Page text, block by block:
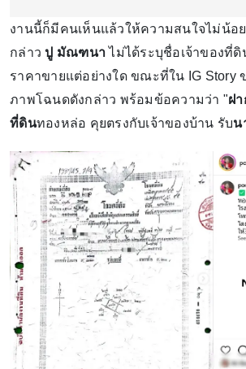
งานนี้ก็มีคนเห็นแล้วให้ความสนใจไม่น้อ
กล่าว ปู มัณฑนาไม่ได้ระบุชื่อเจ้าของที่
ราคาขายแต่อย่างใด ขณะที่ใน IG Story
ภาพโฉนดดังกล่าว พร้อมข้อความว่า "ฝ
ที่ดินทองหล่อ คุยตรงกับเจ้าของบ้าน รับน